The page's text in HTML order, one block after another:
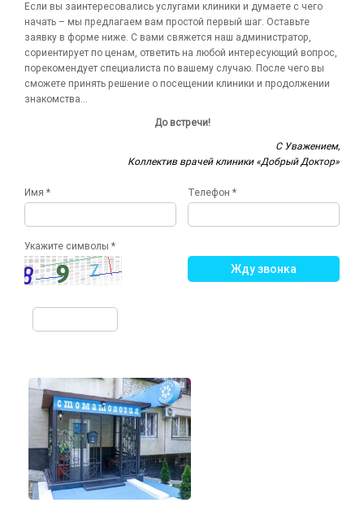
Если вы заинтересовались услугами клиники и думаете с чего
начать – мы предлагаем вам простой первый шаг. Оставьте
заявку в форме ниже. С вами свяжется наш администратор,
сориентирует по ценам, ответить на любой интересующий вопрос,
порекомендует специалиста по вашему случаю. После чего вы
сможете принять решение о посещении клиники и продолжении
знакомства…
До встречи!
С Уважением,
Коллектив врачей клиники «Добрый Доктор»
Имя * Телефон *
Укажите символы *
Жду звонка